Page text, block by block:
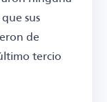
sus
de
tercio